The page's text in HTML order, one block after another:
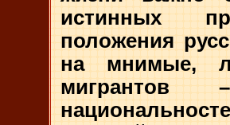
истинных
положения
на мнимые,